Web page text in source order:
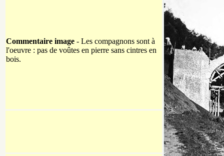
Commentaire image - Les compagnons sont à
l'oeuvre : pas de voûtes en pierre sans cintres en
bois.